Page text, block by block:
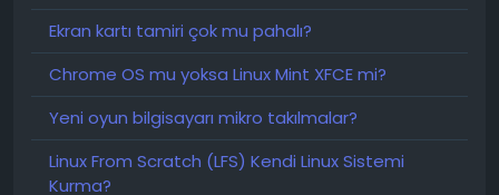
Ekran kartı tamiri çok mu pahalı?
Chrome OS mu yoksa Linux Mint XFCE mi?
Yeni oyun bilgisayarı mikro takılmalar?
Linux From Scratch (LFS) Kendi Linux Sistemi
Kurma?